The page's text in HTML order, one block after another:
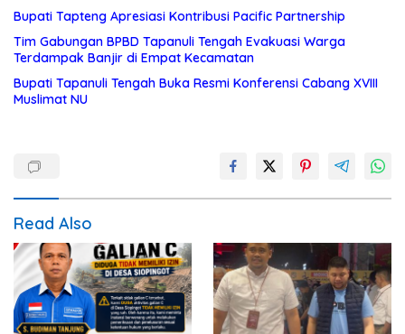
Bupati Tapteng Apresiasi Kontribusi Pacific Partnership
Tim Gabungan BPBD Tapanuli Tengah Evakuasi Warga
Terdampak Banjir di Empat Kecamatan
Bupati Tapanuli Tengah Buka Resmi Konferensi Cabang XVIII
Muslimat NU
Read Also